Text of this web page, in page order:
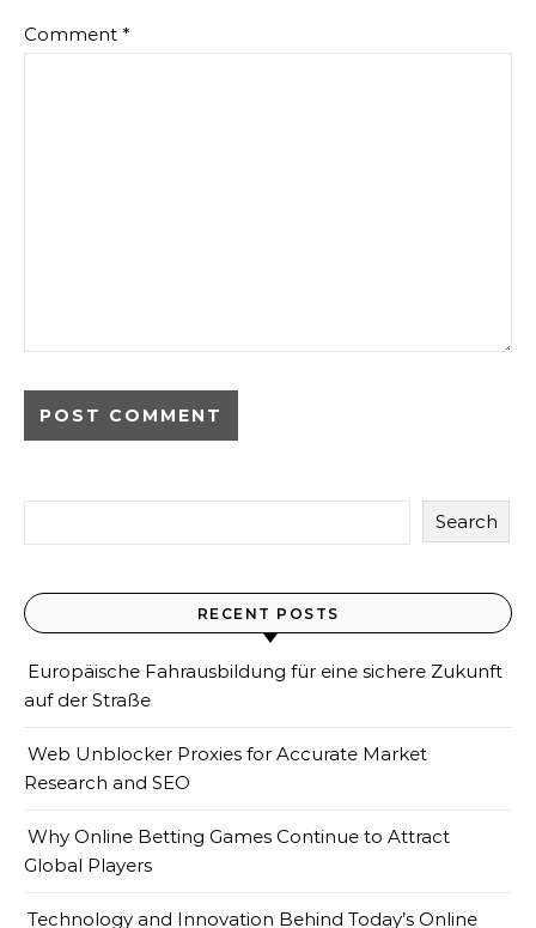
Comment *
Search
RECENT POSTS
Europäische Fahrausbildung für eine sichere Zukunft
auf der Straße
Web Unblocker Proxies for Accurate Market
Research and SEO
Why Online Betting Games Continue to Attract
Global Players
Technology and Innovation Behind Today’s Online